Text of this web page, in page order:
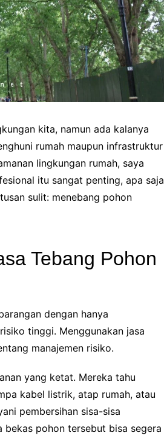
kita, namun ada kalanya
rumah maupun infrastruktur
lingkungan rumah, saya
itu sangat penting, apa saja
sulit: menebang pohon
Tebang Pohon
dengan hanya
tinggi. Menggunakan jasa
manajemen risiko.
yang ketat. Mereka tahu
kabel listrik, atap rumah, atau
pembersihan sisa-sisa
pohon tersebut bisa segera